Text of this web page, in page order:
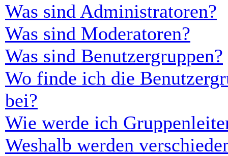
Was sind Administratoren?
Was sind Moderatoren?
Was sind Benutzergruppen?
Wo finde ich die
bei?
Wie werde ich
Weshalb werden